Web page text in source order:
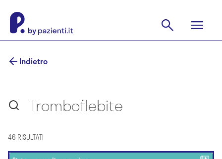
Indietro
Tromboflebite
46 RISULTATI